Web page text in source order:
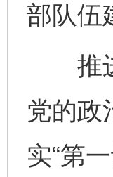
部队伍
推进
党的政
实“第